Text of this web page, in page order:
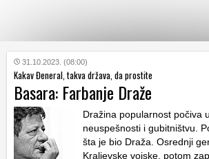
KATEGORIJE
HRVATSKI
WEB
31.10.2023. (08:00)
Kakav Đeneral, takva država, da prostite
Basara: Farbanje Draže
Dražina popularnost počiva
neuspešnosti i gubitništvu.
šta je bio Draža. Osrednji
Kraljevske vojske, potom